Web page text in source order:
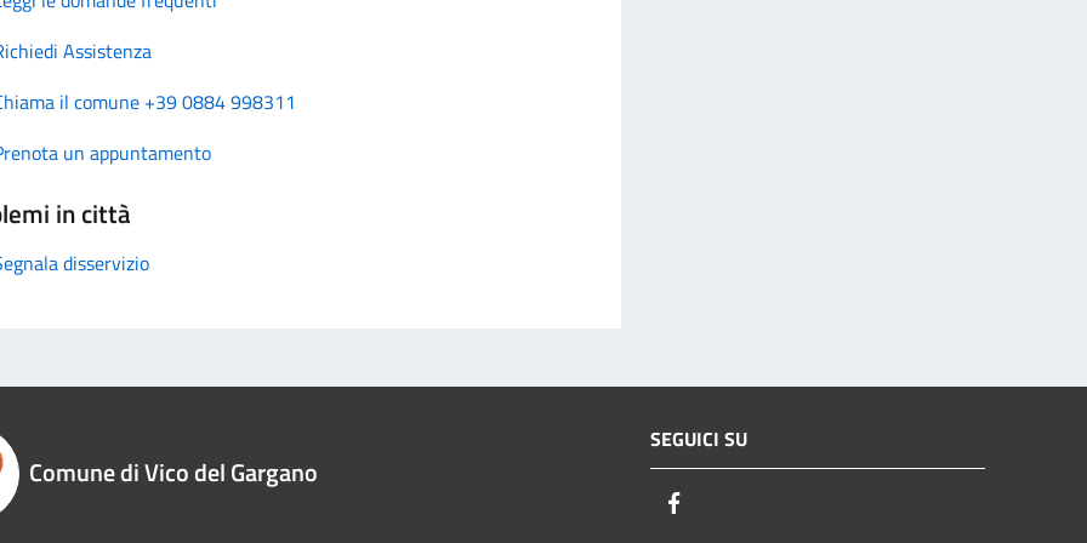
Assistenza
il comune +39 0884 998311
un appuntamento
in città
disservizio
Comune di Vico del Gargano
SEGUICI SU